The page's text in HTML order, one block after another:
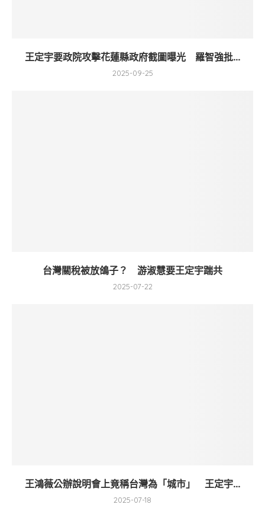
王定宇要政院攻擊花蓮縣政府截圖曝光 羅智強批...
2025-09-25
台灣關稅被放鴿子？ 游淑慧要王定宇踹共
2025-07-22
王鴻薇公辦說明會上竟稱台灣為「城市」 王定宇...
2025-07-18